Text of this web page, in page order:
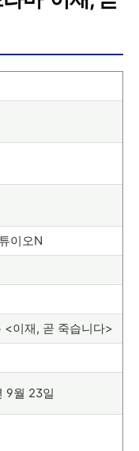
이오N
<이재, 곧 죽습니다>
9월 23일